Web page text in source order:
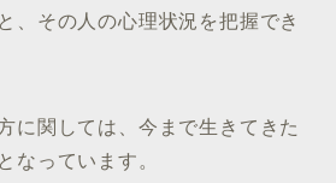
、その人の心理状況を把握でき
に関しては、今まで生きてきた
なっています。